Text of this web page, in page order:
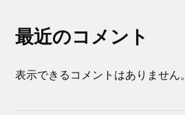
最近のコメント
表示できるコメントはありません。